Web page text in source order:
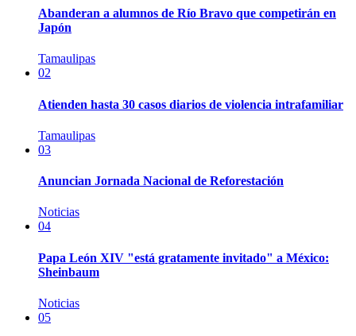
Abanderan a alumnos de Río Bravo que competirán en
Japón
Tamaulipas
02
Atienden hasta 30 casos diarios de violencia intrafamiliar
Tamaulipas
03
Anuncian Jornada Nacional de Reforestación
Noticias
04
Papa León XIV "está gratamente invitado" a México:
Sheinbaum
Noticias
05